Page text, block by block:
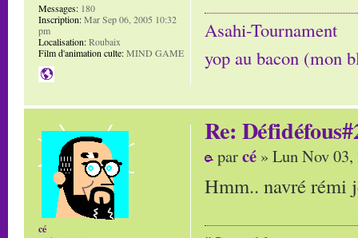
Asahi-Tournament
yop au bacon (mon
Messages: 180
Inscription:Mar Sep 06, 2005 10:32
pm
Localisation:Roubaix
Film d'animation culte:MIND GAME
Re:
parcé » Lun Nov
Hmm.. navré rémi
cé